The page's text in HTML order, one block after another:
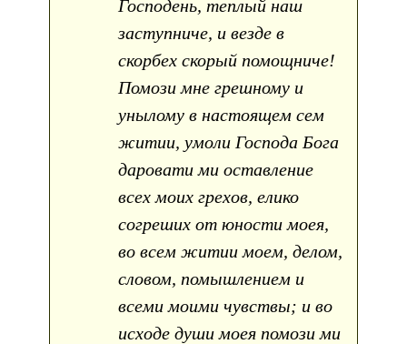
Господень, теплый наш
заступниче, и везде в
скорбех скорый помощниче!
Помози мне грешному и
унылому в настоящем сем
житии, умоли Господа Бога
даровати ми оставление
всех моих грехов, елико
согреших от юности моея,
во всем житии моем, делом,
словом, помышлением и
всеми моими чувствы; и во
исходе души моея помози ми